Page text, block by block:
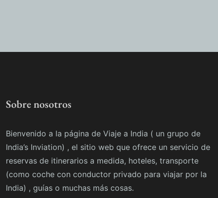
Sobre nosotros
Bienvenido a la página de Viaje a India ( un grupo de
India’s Inviation) , el sitio web que ofrece un servicio de
reservas de itinerarios a medida, hoteles, transporte
(como coche con conductor privado para viajar por la
India) , guías o muchas más cosas.